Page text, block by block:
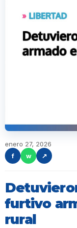
enero 27, 2026
f
w ↗
furtivo
rural